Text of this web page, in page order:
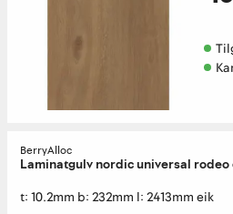
BerryAlloc
Laminatgulv nordic universal
t: 10.2mm b: 232mm l: 2413mm eik